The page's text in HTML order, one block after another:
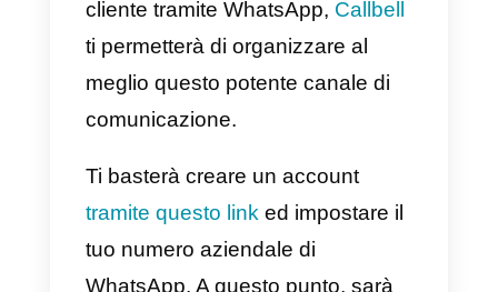
Ottenere utili statistiche per
analizzare l’andamento
complessivo del servizio;
La versione Business, tuttavia, è
poco adatta alle grandi
per la mancanza di funzionalità